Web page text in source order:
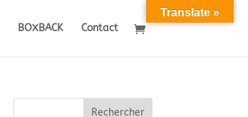
BOXBACK Contact
Translate »